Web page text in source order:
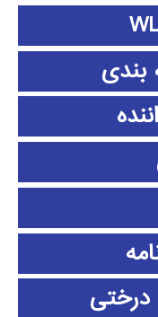
بندی
درختی